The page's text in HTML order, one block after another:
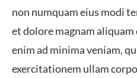
non numquam eius modi
et dolore magnam
enim ad minima veniam,
exercitationem ullam